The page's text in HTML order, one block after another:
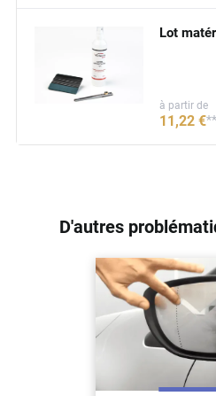
Lot
à partir de
11,22 €**
D'autres